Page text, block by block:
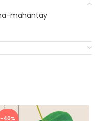
mahantay
-40%